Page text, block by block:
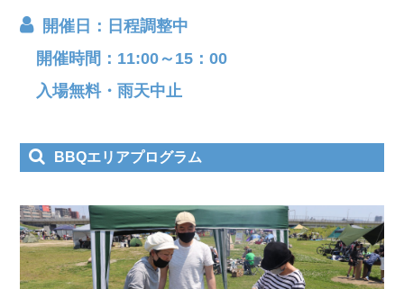
開催日：日程調整中
開催時間：11:00～15：00
入場無料・雨天中止
BBQエリアプログラム